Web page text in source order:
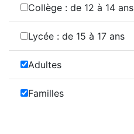
Collège : de 12 à 14 ans
Lycée : de 15 à 17 ans
Adultes
Familles